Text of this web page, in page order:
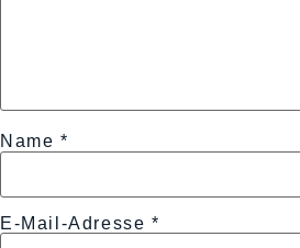
Name *
E-Mail-Adresse *